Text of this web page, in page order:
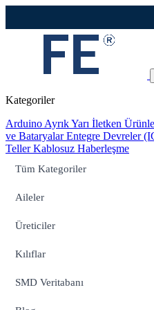
Kategoriler
Arduino Ayrık Yarı İletken
ve BataryalarEntegre Devreler
TellerKablosuz Haberleşme
Tüm Kategoriler
Aileler
Üreticiler
Kılıflar
SMD Veritabanı